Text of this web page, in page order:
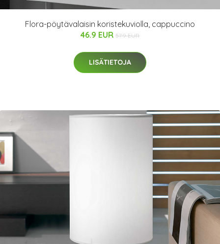
Flora-pöytävalaisin koristekuviolla, cappuccino
46.9 EUR 57.9 EUR
LISÄTIETOJA